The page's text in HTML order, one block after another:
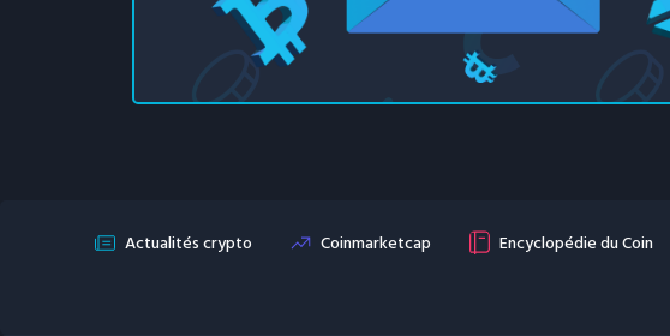
Actualités crypto Coinmarketcap Encyclopédie du Coin